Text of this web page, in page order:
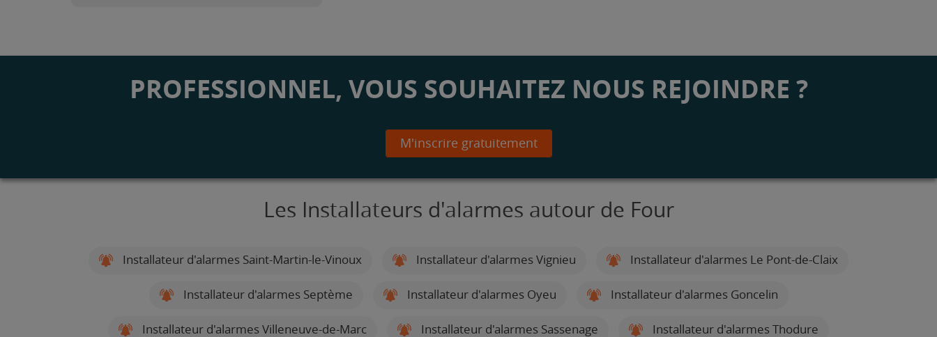
PROFESSIONNEL, VOUS SOUHAITEZ NOUS REJOINDRE ?
M'inscrire gratuitement
Les Installateurs d'alarmes autour de Four
Installateur d'alarmes Saint-Martin-le-Vinoux Installateur d'alarmes Vignieu Installateur d'alarmes Le Pont-de-Claix
Installateur d'alarmes Septème Installateur d'alarmes Oyeu Installateur d'alarmes Goncelin
Installateur d'alarmes Villeneuve-de-Marc Installateur d'alarmes Sassenage Installateur d'alarmes Thodure